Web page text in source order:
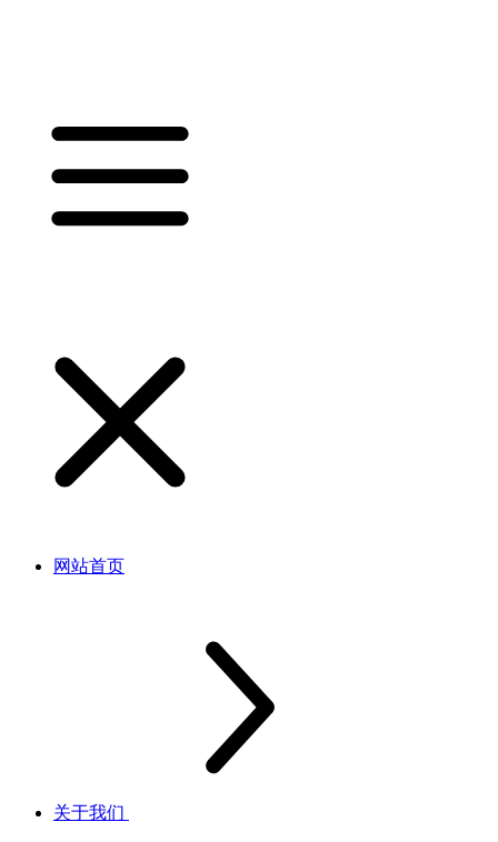
网站首页
关于我们